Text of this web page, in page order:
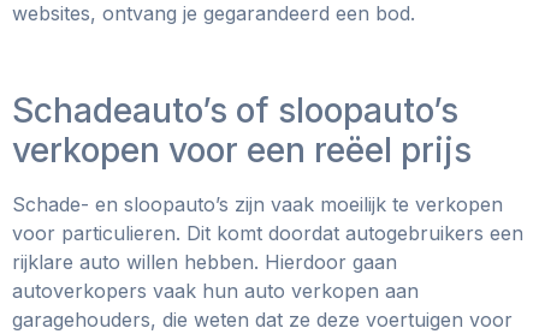
websites, ontvang je gegarandeerd een bod.
Schadeauto’s of sloopauto’s
verkopen voor een reëel prijs
Schade- en sloopauto’s zijn vaak moeilijk te verkopen
voor particulieren. Dit komt doordat autogebruikers een
rijklare auto willen hebben. Hierdoor gaan
autoverkopers vaak hun auto verkopen aan
garagehouders, die weten dat ze deze voertuigen voor